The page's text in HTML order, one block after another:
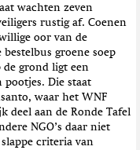
wachten zeven
rustig af. Coenen
oor van de
groene soep
grond ligt een
Die staat
waar het WNF
deel aan de Ronde Tafel
NGO’s daar niet
criteria van